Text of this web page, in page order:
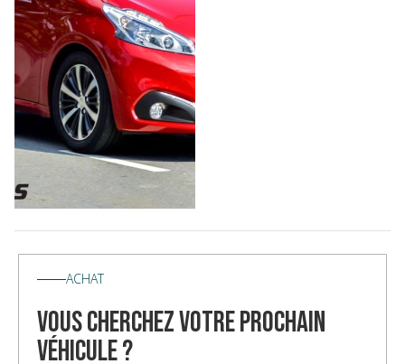
ACHAT
vous cherchez votre prochain
véhicule ?